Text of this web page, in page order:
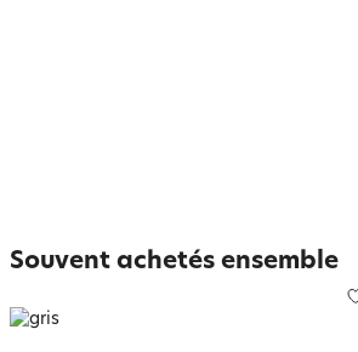
Souvent achetés ensemble